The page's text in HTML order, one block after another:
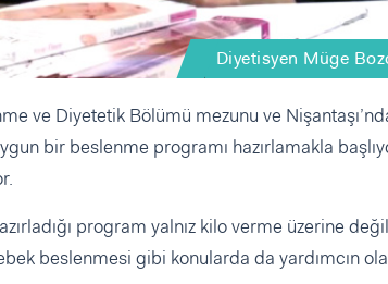
Diyetisyen Müge
ve Diyetetik Bölümü mezunu ve
bir beslenme programı hazırlamakla
program yalnız kilo verme üzerine
beslenmesi gibi konularda da yardımcın